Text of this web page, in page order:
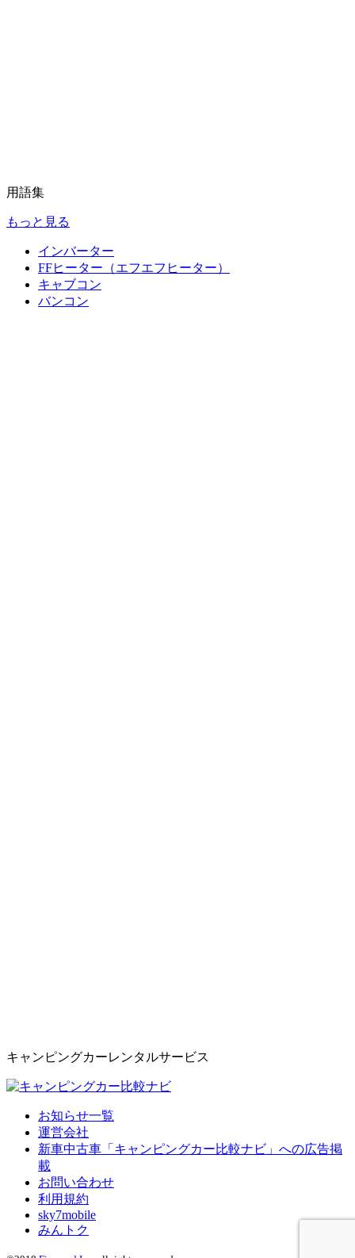
用語集
もっと見る
インバーター
FFヒーター（エフエフヒーター）
キャブコン
バンコン
キャンピングカーレンタルサービス
お知らせ一覧
運営会社
新車中古車「キャンピングカー比較ナビ」への広告掲
載
お問い合わせ
利用規約
sky7mobile
みんトク